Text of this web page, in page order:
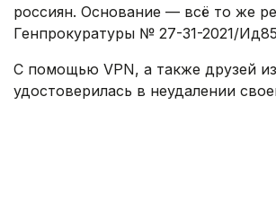
россиян. Основание — всё то же
Генпрокуратуры № 27-31-2021/
С помощью VPN, а также друзей
удостоверилась в неудалении